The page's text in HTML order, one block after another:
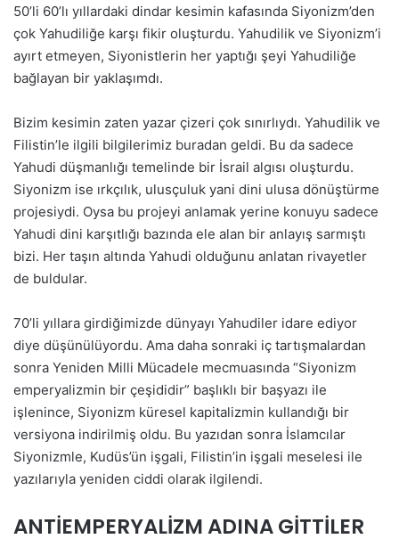
50’li 60’lı yıllardaki dindar kesimin kafasında Siyonizm’den
çok Yahudiliğe karşı fikir oluşturdu. Yahudilik ve Siyonizm’i
ayırt etmeyen, Siyonistlerin her yaptığı şeyi Yahudiliğe
bağlayan bir yaklaşımdı.
Bizim kesimin zaten yazar çizeri çok sınırlıydı. Yahudilik ve
Filistin’le ilgili bilgilerimiz buradan geldi. Bu da sadece
Yahudi düşmanlığı temelinde bir İsrail algısı oluşturdu.
Siyonizm ise ırkçılık, ulusçuluk yani dini ulusa dönüştürme
projesiydi. Oysa bu projeyi anlamak yerine konuyu sadece
Yahudi dini karşıtlığı bazında ele alan bir anlayış sarmıştı
bizi. Her taşın altında Yahudi olduğunu anlatan rivayetler
de buldular.
70’li yıllara girdiğimizde dünyayı Yahudiler idare ediyor
diye düşünülüyordu. Ama daha sonraki iç tartışmalardan
sonra Yeniden Milli Mücadele mecmuasında “Siyonizm
emperyalizmin bir çeşididir” başlıklı bir başyazı ile
işlenince, Siyonizm küresel kapitalizmin kullandığı bir
versiyona indirilmiş oldu. Bu yazıdan sonra İslamcılar
Siyonizmle, Kudüs’ün işgali, Filistin’in işgali meselesi ile
yazılarıyla yeniden ciddi olarak ilgilendi.
ANTİEMPERYALİZM ADINA GİTTİLER